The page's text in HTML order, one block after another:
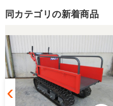
事前対応も丁寧で何
して購入させていた
寧に使い方などを丁
ったです。最高の買
同カテゴリの新着商品